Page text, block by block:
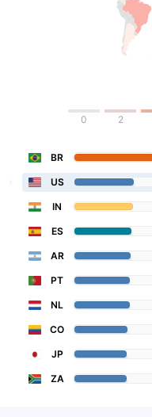
0 2
BR
US
IN
ES
AR
PT
NL
CO
JP
ZA